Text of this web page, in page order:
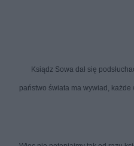
Ksiądz Sowa dał się
państwo świata ma wywiad, każde